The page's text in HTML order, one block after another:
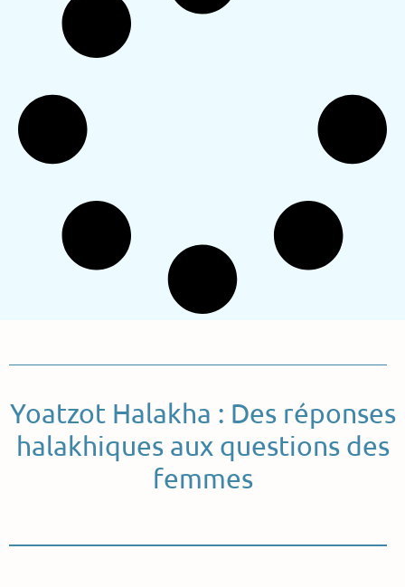
Yoatzot Halakha : Des réponses
halakhiques aux questions des
femmes